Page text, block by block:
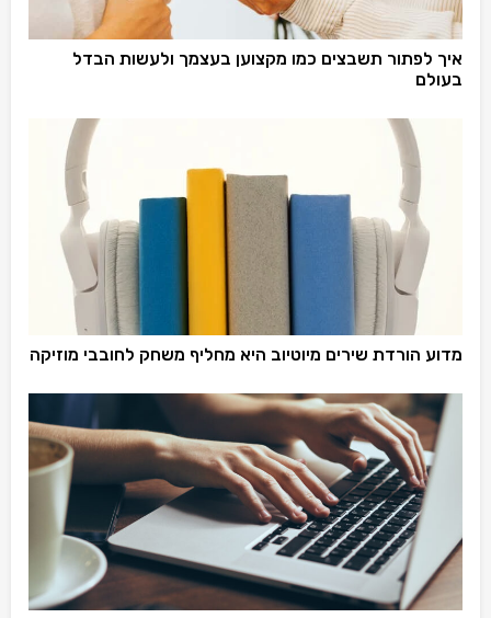
איך לפתור תשבצים כמו מקצוען בעצמך ולעשות הבדל
בעולם
מדוע הורדת שירים מיוטיוב היא מחליף משחק לחובבי מוזיקה